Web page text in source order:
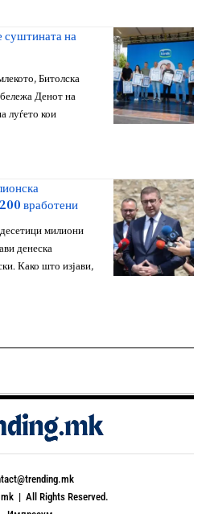
суштината на
Битолска
Денот на
луѓето кои
вработени
милиони
денеска
Како што изјави,
| All Rights Reserved.